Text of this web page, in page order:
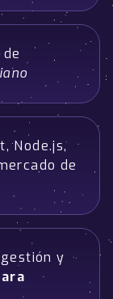
Node.js,
de
y